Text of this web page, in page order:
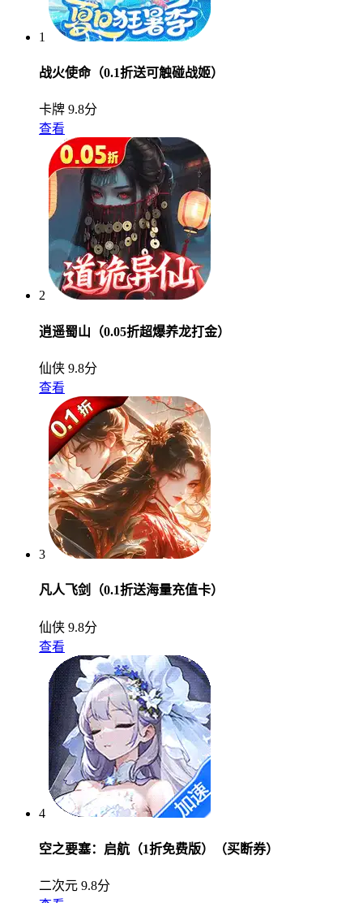
1
战火使命（0.1折送可触碰战姬）
卡牌 9.8分
查看
2
逍遥蜀山（0.05折超爆养龙打金）
仙侠 9.8分
查看
3
凡人飞剑（0.1折送海量充值卡）
仙侠 9.8分
查看
4
空之要塞：启航（1折免费版）（买断券）
二次元 9.8分